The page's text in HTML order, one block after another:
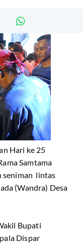
Hari ke 25
Samtama
seniman lintas
(Wandra) Desa
Bupati
Dispar